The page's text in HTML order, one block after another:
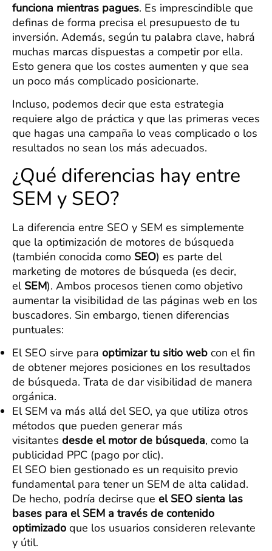
funciona mientras pagues. Es imprescindible que
definas de forma precisa el presupuesto de tu
inversión. Además, según tu palabra clave, habrá
muchas marcas dispuestas a competir por ella.
Esto genera que los costes aumenten y que sea
un poco más complicado posicionarte.
Incluso, podemos decir que esta estrategia
requiere algo de práctica y que las primeras veces
que hagas una campaña lo veas complicado o los
resultados no sean los más adecuados.
¿Qué diferencias hay entre
SEM y SEO?
La diferencia entre SEO y SEM es simplemente
que la optimización de motores de búsqueda
(también conocida como SEO) es parte del
marketing de motores de búsqueda (es decir,
el SEM). Ambos procesos tienen como objetivo
aumentar la visibilidad de las páginas web en los
buscadores. Sin embargo, tienen diferencias
puntuales:
El SEO sirve para optimizar tu sitio web con el fin
de obtener mejores posiciones en los resultados
de búsqueda. Trata de dar visibilidad de manera
orgánica.
El SEM va más allá del SEO, ya que utiliza otros
métodos que pueden generar más
visitantes desde el motor de búsqueda, como la
publicidad PPC (pago por clic).
El SEO bien gestionado es un requisito previo
fundamental para tener un SEM de alta calidad.
De hecho, podría decirse que el SEO sienta las
bases para el SEM a través de contenido
optimizado que los usuarios consideren relevante
y útil.